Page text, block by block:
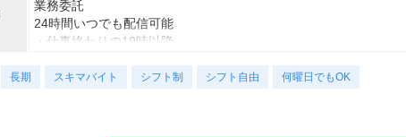
月収15万円～25万円
■主婦Cさん（月100時間程度）
本業や家庭と両立しながら副業として活動されています。
通勤時間ゼロだから、本業やプライベートとの両立もラクラク♪
業務委託
24時間いつでも配信可能
・仕事終わりの19時以降
・スキマ時間だけ
長期 スキマバイト シフト制 シフト自由 何曜日でもOK